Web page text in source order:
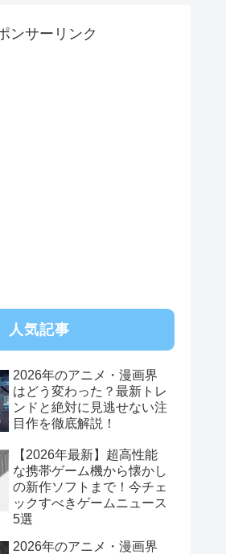
ディなクリスマスイヴ
ンサーリンク
人気記事
2026年のアニメ・漫画界
はどう変わった？最新トレ
ンドと絶対に見逃せない注
目作を徹底解説！
【2026年最新】超高性能
な携帯ゲーム機から懐かし
の新作ソフトまで！今チェ
ックすべきゲームニュース
5選
2026年のアニメ・漫画界